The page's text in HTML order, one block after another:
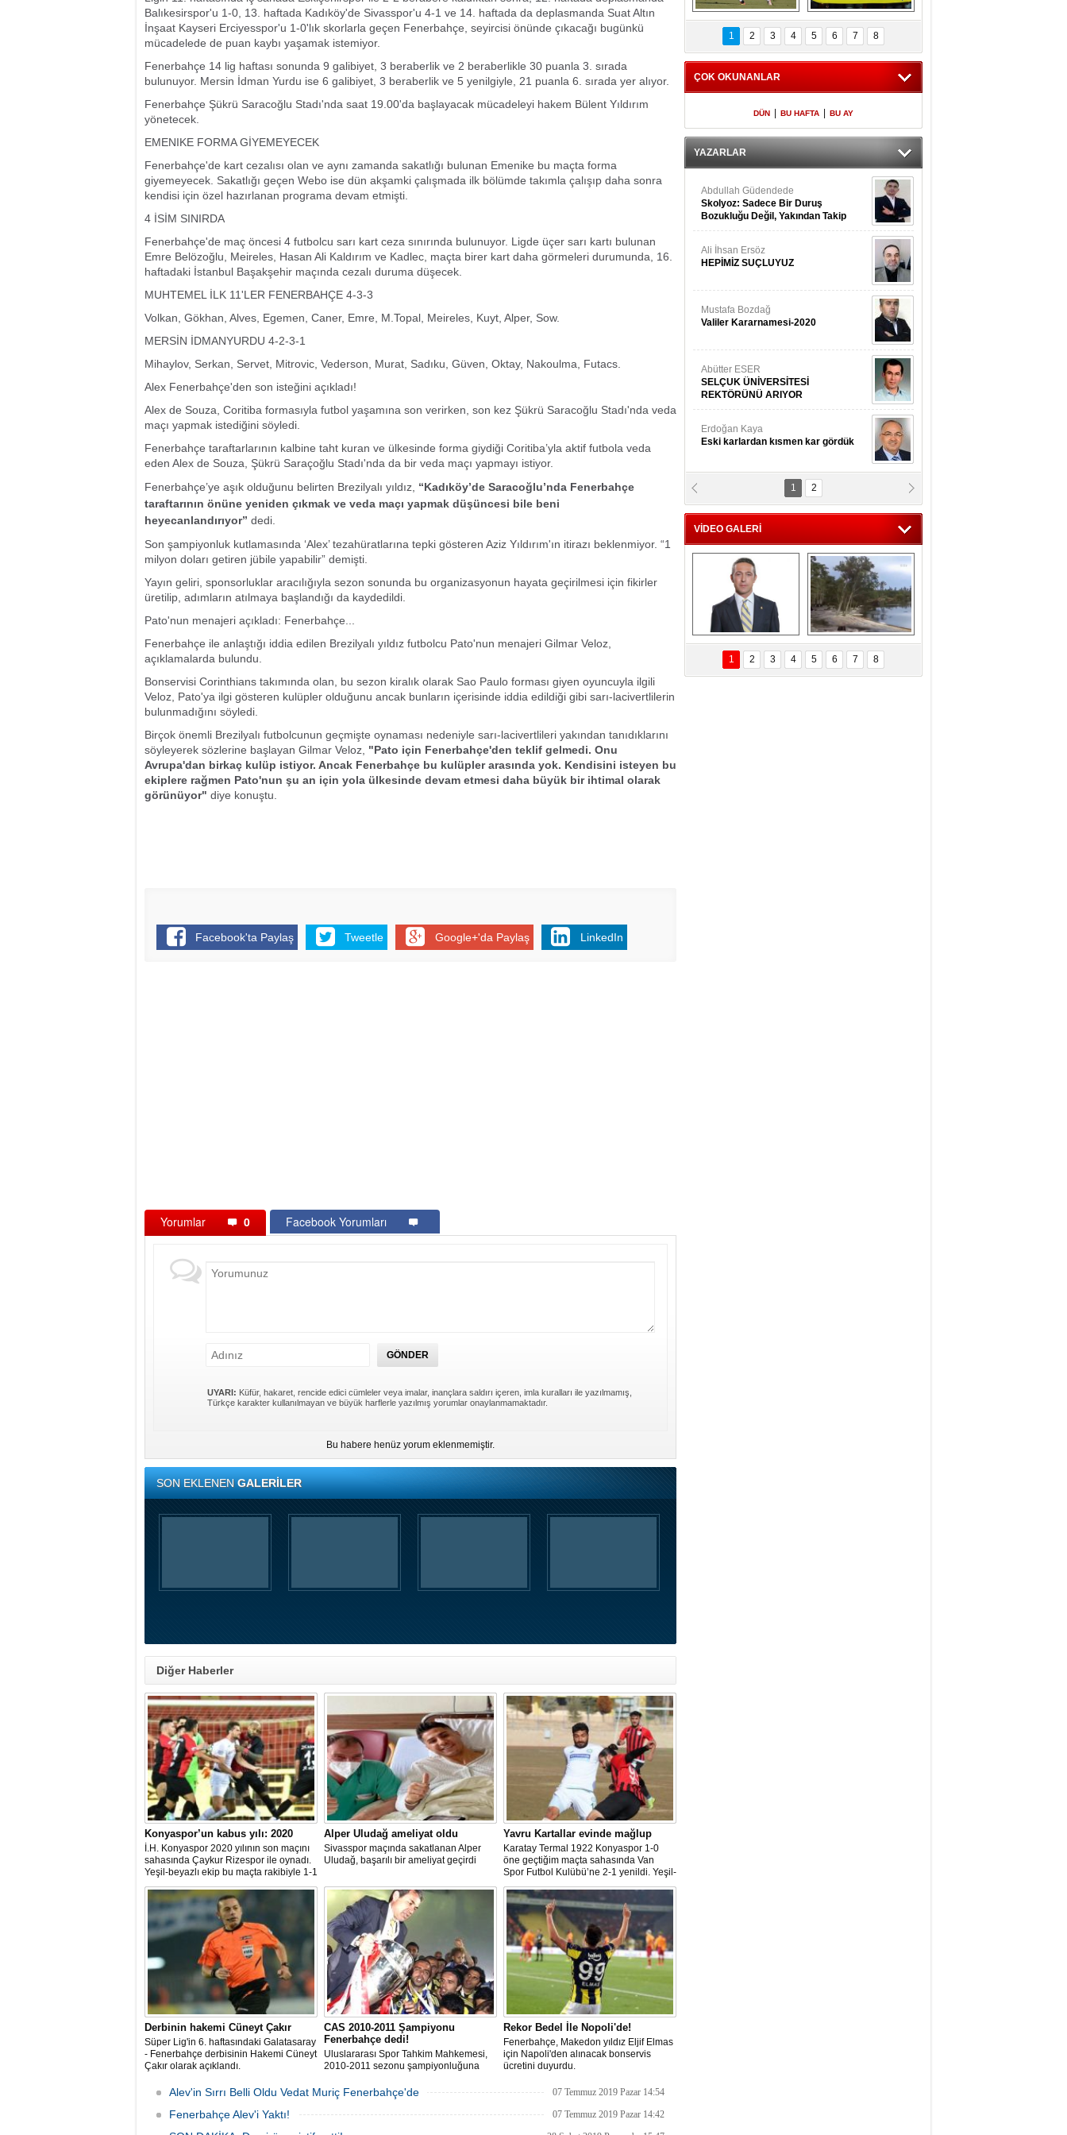
Balıkesirspor'u 1-0, 13. haftada Kadıköy'de Sivasspor'u 4-1 ve 14. haftada da deplasmanda Suat Altın
İnşaat Kayseri Erciyesspor'u 1-0'lık skorlarla geçen Fenerbahçe, seyircisi önünde çıkacağı bugünkü
mücadelede de puan kaybı yaşamak istemiyor.
Fenerbahçe 14 lig haftası sonunda 9 galibiyet, 3 beraberlik ve 2 beraberlikle 30 puanla 3. sırada
bulunuyor. Mersin İdman Yurdu ise 6 galibiyet, 3 beraberlik ve 5 yenilgiyle, 21 puanla 6. sırada yer alıyor.
Fenerbahçe Şükrü Saracoğlu Stadı'nda saat 19.00'da başlayacak mücadeleyi hakem Bülent Yıldırım
yönetecek.
EMENIKE FORMA GİYEMEYECEK
Fenerbahçe'de kart cezalısı olan ve aynı zamanda sakatlığı bulunan Emenike bu maçta forma
giyemeyecek. Sakatlığı geçen Webo ise dün akşamki çalışmada ilk bölümde takımla çalışıp daha sonra
kendisi için özel hazırlanan programa devam etmişti.
4 İSİM SINIRDA
Fenerbahçe'de maç öncesi 4 futbolcu sarı kart ceza sınırında bulunuyor. Ligde üçer sarı kartı bulunan
Emre Belözoğlu, Meireles, Hasan Ali Kaldırım ve Kadlec, maçta birer kart daha görmeleri durumunda, 16.
haftadaki İstanbul Başakşehir maçında cezalı duruma düşecek.
MUHTEMEL İLK 11'LER FENERBAHÇE 4-3-3
Volkan, Gökhan, Alves, Egemen, Caner, Emre, M.Topal, Meireles, Kuyt, Alper, Sow.
MERSİN İDMANYURDU 4-2-3-1
Mihaylov, Serkan, Servet, Mitrovic, Vederson, Murat, Sadıku, Güven, Oktay, Nakoulma, Futacs.
Alex Fenerbahçe'den son isteğini açıkladı!
Alex de Souza, Coritiba formasıyla futbol yaşamına son verirken, son kez Şükrü Saracoğlu Stadı'nda veda
maçı yapmak istediğini söyledi.
Fenerbahçe taraftarlarının kalbine taht kuran ve ülkesinde forma giydiği Coritiba’yla aktif futbola veda
eden Alex de Souza, Şükrü Saraçoğlu Stadı'nda da bir veda maçı yapmayı istiyor.
Fenerbahçe’ye aşık olduğunu belirten Brezilyalı yıldız, “Kadıköy’de Saracoğlu’nda Fenerbahçe
taraftarının önüne yeniden çıkmak ve veda maçı yapmak düşüncesi bile beni
heyecanlandırıyor” dedi.
Son şampiyonluk kutlamasında ‘Alex’ tezahüratlarına tepki gösteren Aziz Yıldırım'ın itirazı beklenmiyor. “1
milyon doları getiren jübile yapabilir” demişti.
Yayın geliri, sponsorluklar aracılığıyla sezon sonunda bu organizasyonun hayata geçirilmesi için fikirler
üretilip, adımların atılmaya başlandığı da kaydedildi.
Pato'nun menajeri açıkladı: Fenerbahçe...
Fenerbahçe ile anlaştığı iddia edilen Brezilyalı yıldız futbolcu Pato'nun menajeri Gilmar Veloz,
açıklamalarda bulundu.
Bonservisi Corinthians takımında olan, bu sezon kiralık olarak Sao Paulo forması giyen oyuncuyla ilgili
Veloz, Pato'ya ilgi gösteren kulüpler olduğunu ancak bunların içerisinde iddia edildiği gibi sarı-lacivertlilerin
bulunmadığını söyledi.
Birçok önemli Brezilyalı futbolcunun geçmişte oynaması nedeniyle sarı-lacivertlileri yakından tanıdıklarını
söyleyerek sözlerine başlayan Gilmar Veloz, "Pato için Fenerbahçe'den teklif gelmedi. Onu
Avrupa'dan birkaç kulüp istiyor. Ancak Fenerbahçe bu kulüpler arasında yok. Kendisini isteyen bu
ekiplere rağmen Pato'nun şu an için yola ülkesinde devam etmesi daha büyük bir ihtimal olarak
görünüyor" diye konuştu.
Facebook'ta Paylaş Tweetle Google+'da Paylaş LinkedIn
Yorumlar 0 Facebook Yorumları
UYARI: Küfür, hakaret, rencide edici cümleler veya imalar, inançlara saldırı içeren, imla kuralları ile yazılmamış,
Türkçe karakter kullanılmayan ve büyük harflerle yazılmış yorumlar onaylanmamaktadır.
Bu habere henüz yorum eklenmemiştir.
SON EKLENENGALERİLER
Diğer Haberler
Konyaspor’un kabus yılı: 2020
İ.H. Konyaspor 2020 yılının son maçını
sahasında Çaykur Rizespor ile oynadı.
Yeşil-beyazlı ekip bu maçta rakibiyle 1-1
berabere kaldı. Konyaspor için 2020
sıkıntılarla ve kaosla geçen bir yıl oldu
Alper Uludağ ameliyat oldu
Sivasspor maçında sakatlanan Alper
Uludağ, başarılı bir ameliyat geçirdi
Yavru Kartallar evinde mağlup
Karatay Termal 1922 Konyaspor 1-0
öne geçtiğim maçta sahasında Van
Spor Futbol Kulübü’ne 2-1 yenildi. Yeşil-
beyazlı ekip haftayı 19 puanla 14.
sırada tamamladı
Derbinin hakemi Cüneyt Çakır
Süper Lig'in 6. haftasındaki Galatasaray
- Fenerbahçe derbisinin Hakemi Cüneyt
Çakır olarak açıklandı.
CAS 2010-2011 Şampiyonu
Fenerbahçe dedi!
Uluslararası Spor Tahkim Mahkemesi,
2010-2011 sezonu şampiyonluğuna
reddetti!
Rekor Bedel İle Nopoli'de!
Fenerbahçe, Makedon yıldız Eljif Elmas
için Napoli'den alınacak bonservis
ücretini duyurdu.
Alev'in Sırrı Belli Oldu Vedat Muriç Fenerbahçe'de 07 Temmuz 2019 Pazar 14:54
Fenerbahçe Alev'i Yaktı! 07 Temmuz 2019 Pazar 14:42
Fenerbahçe
Voluntari 3 golle
geçti
Futbolun adresi beş
ülke...
1 2 3 4 5 6 7 8
ÇOK OKUNANLAR
DÜN BU HAFTA BU AY
YAZARLAR
Abdullah Güdendede
Skolyoz: Sadece Bir Duruş
Bozukluğu Değil, Yakından Takip
Gerekir
Ali İhsan Ersöz
HEPİMİZ SUÇLUYUZ
Mustafa Bozdağ
Valiler Kararnamesi-2020
Abütter ESER
SELÇUK ÜNİVERSİTESİ
REKTÖRÜNÜ ARIYOR
Erdoğan Kaya
Eski karlardan kısmen kar gördük
Yrd.Doç.Dr. İbrahim BAYKAN
Hüseyin Gök
Zaman ve İnsan
1 2
VİDEO GALERİ
Ali Koç'tan  Lefter
sezonunda herkesi
yeniden saygıya
davet!
Ağaçlar 5 Saniyede
Kayboldu!
SubhanAllah!
1 2 3 4 5 6 7 8